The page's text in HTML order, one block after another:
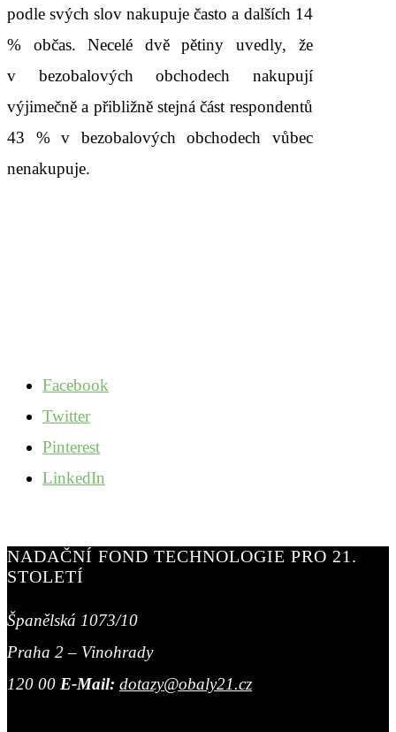
podle svých slov nakupuje často a dalších 14
% občas. Necelé dvě pětiny uvedly, že
v bezobalových obchodech nakupují
výjimečně a přibližně stejná část respondentů
43 % v bezobalových obchodech vůbec
nenakupuje.
Facebook
Twitter
Pinterest
LinkedIn
NADAČNÍ FOND TECHNOLOGIE PRO 21.
STOLETÍ
Španělská 1073/10
Praha 2 – Vinohrady
120 00 E-Mail: dotazy@obaly21.cz